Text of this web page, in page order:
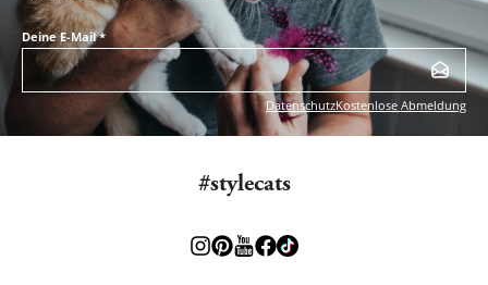
Deine E-Mail*
DatenschutzKostenlose Abmeldung
#stylecats